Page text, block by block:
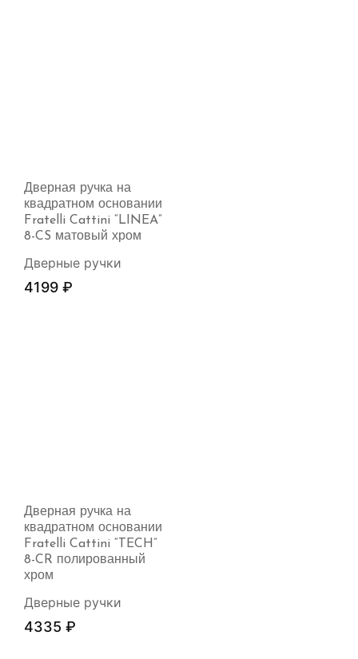
Дверная ручка на
квадратном основании
Fratelli Cattini “LINEA”
8-CS матовый хром
Дверные ручки
4199 ₽
Дверная ручка на
квадратном основании
Fratelli Cattini “TECH”
8-CR полированный
хром
Дверные ручки
4335 ₽